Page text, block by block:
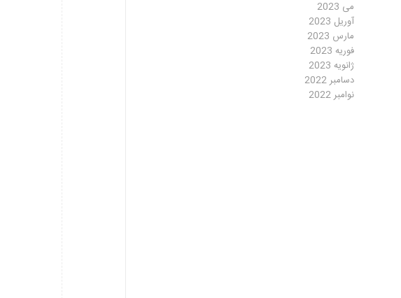
می 2023
آوریل 2023
مارس 2023
فوریه 2023
ژانویه 2023
دسامبر 2022
نوامبر 2022